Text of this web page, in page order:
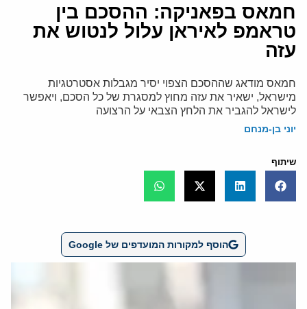
חמאס בפאניקה: ההסכם בין
טראמפ לאיראן עלול לנטוש את
עזה
חמאס מודאג שההסכם הצפוי יסיר מגבלות אסטרטגיות
מישראל, ישאיר את עזה מחוץ למסגרת של כל הסכם, ויאפשר
לישראל להגביר את הלחץ הצבאי על הרצועה
יוני בן-מנחם
שיתוף
הוסף למקורות המועדפים של Google